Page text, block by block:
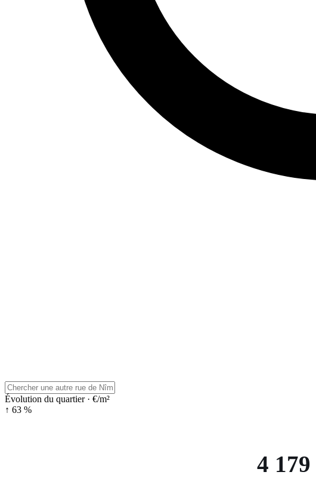
Évolution du quartier · €/m²
↑ 63 %
4 179